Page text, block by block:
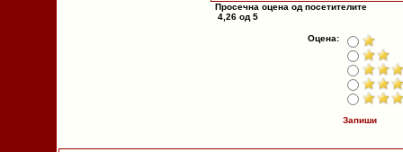
Просечна оцена од посетителите
4,26 од 5
Оцена:
Запиши